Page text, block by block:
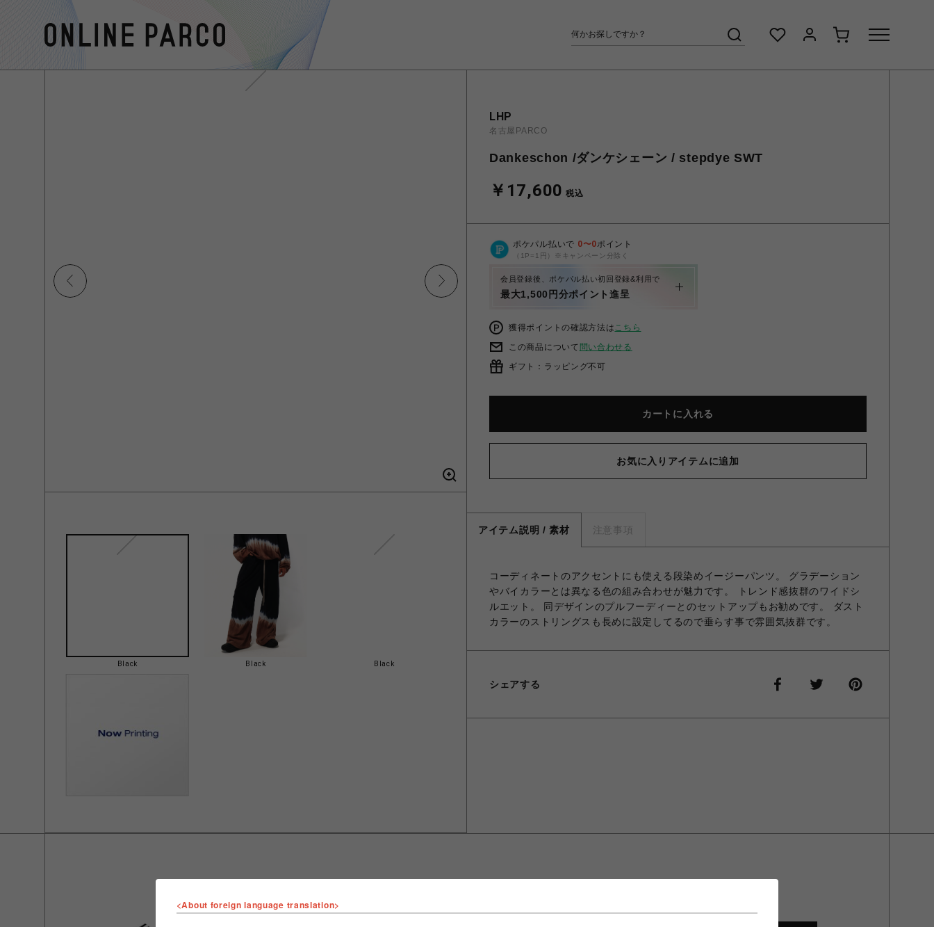
Black Black Black
LHP
名古屋PARCO
Dankeschon /ダンケシェーン / stepdye SWT
￥17,600 税込
ポケパル払いで 0〜0ポイント
（1P=1円）※キャンペーン分除く
会員登録後、ポケパル払い初回登録&利用で
最大1,500円分ポイント進呈
獲得ポイントの確認方法はこちら
この商品について 問い合わせる
ギフト：ラッピング不可
カートに入れる
お気に入りアイテムに追加
アイテム説明 / 素材 注意事項
コーディネートのアクセントにも使える段染めイージーパンツ。 グラデーション
やバイカラーとは異なる色の組み合わせが魅力です。 トレンド感抜群のワイドシ
ルエット。 同デザインのプルフーディーとのセットアップもお勧めです。 ダスト
カラーのストリングスも長めに設定してるので垂らす事で雰囲気抜群です。
シェアする
ショップ名
<About foreign language translation>